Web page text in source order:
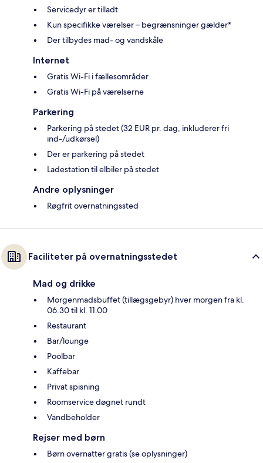
Servicedyr er tilladt
Kun specifikke værelser – begrænsninger gælder*
Der tilbydes mad- og vandskåle
Internet
Gratis Wi-Fi i fællesområder
Gratis Wi-Fi på værelserne
Parkering
Parkering på stedet (32 EUR pr. dag, inkluderer fri
ind-/udkørsel)
Der er parkering på stedet
Ladestation til elbiler på stedet
Andre oplysninger
Røgfrit overnatningssted
Faciliteter på overnatningsstedet
Mad og drikke
Morgenmadsbuffet (tillægsgebyr) hver morgen fra kl.
06.30 til kl. 11.00
Restaurant
Bar/lounge
Poolbar
Kaffebar
Privat spisning
Roomservice døgnet rundt
Vandbeholder
Rejser med børn
Børn overnatter gratis (se oplysninger)